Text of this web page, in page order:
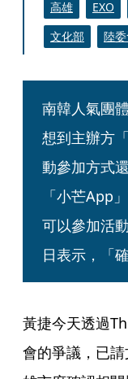
高雄 EXO
文化部
陸
南韓人氣團
想到主辦方
動參加方式
「小芒App
可以參加活
日表示，「
黃捷今天透過
會的爭議，已